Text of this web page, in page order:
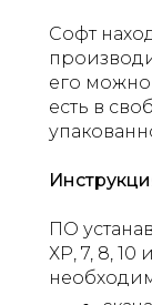
Софт
его можно
есть в
ПО
ХР, 7, 8, 10